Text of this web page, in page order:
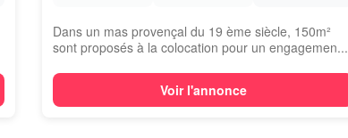
Dans un mas provençal du 19 ème siècle, 150m²
sont proposés à la colocation pour un engagemen...
Voir l'annonce